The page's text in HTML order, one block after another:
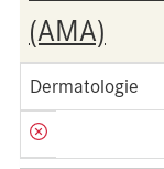
(AMA)
Dermatologie